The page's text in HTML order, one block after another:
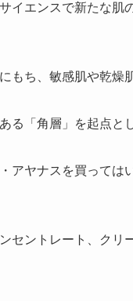
イエンスで新たな肌
もち、敏感肌や乾燥
る「角層」を起点と
アヤナスを買っては
セントレート、ク